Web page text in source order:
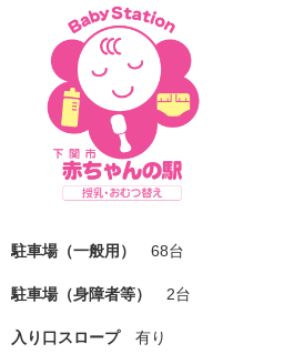
駐車場（一般用） 68台
駐車場（身障者等） 2台
入り口スロープ 有り